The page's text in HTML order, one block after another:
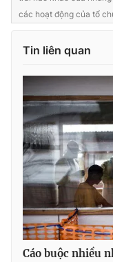
các hoạt động của tổ
Tin liên quan
Cáo buộc nhiều